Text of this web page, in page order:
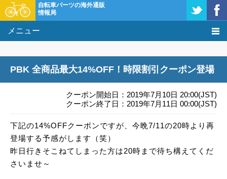
自転車パーツの海外通販
情報局
メニュー
基礎知識
購入方法
クーポン＆セール
PBK 全商品最大14%OFF！時限割引クーポン登場
クーポン開始日：2019年7月10日 20:00(JST)
クーポン終了日：2019年7月11日 00:00(JST)
下記の14%OFFクーポンですが、今晩7/11の20時より再
登場する予感がします（笑）
昨日行きそこねてしまった方は20時まで待ち構えてくだ
さいませ～